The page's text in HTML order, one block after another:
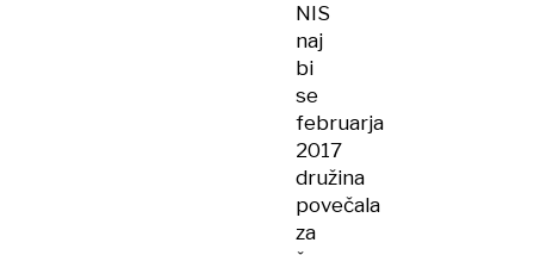
NIS
naj
bi
se
februarja
2017
družina
povečala
za